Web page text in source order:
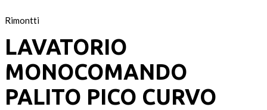
Rimontti
LAVATORIO
MONOCOMANDO
PALITO PICO CURVO